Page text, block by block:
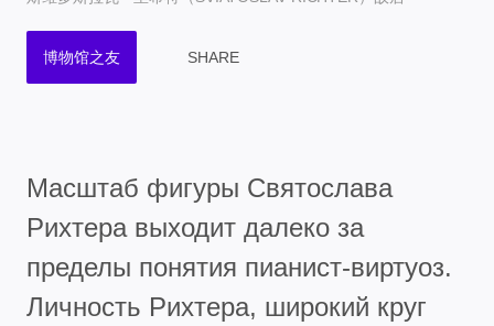
博物馆之友 SHARE
Масштаб фигуры Святослава
Рихтера выходит далеко за
пределы понятия пианист-виртуоз.
Личность Рихтера, широкий круг